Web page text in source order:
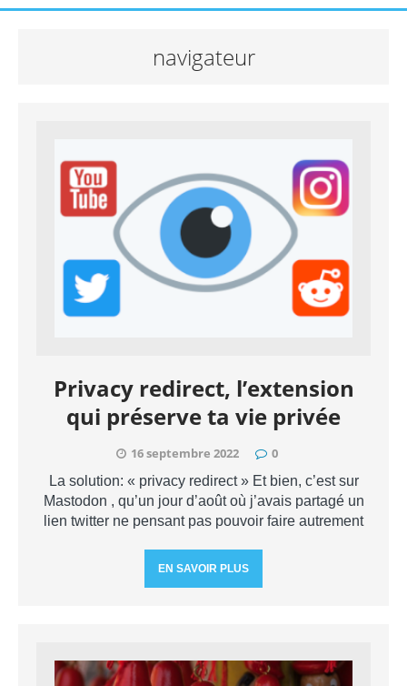
navigateur
Privacy redirect, l’extension
qui préserve ta vie privée
16 septembre 2022 0
La solution: « privacy redirect » Et bien, c’est sur
Mastodon , qu’un jour d’août où j’avais partagé un
lien twitter ne pensant pas pouvoir faire autrement
EN SAVOIR PLUS